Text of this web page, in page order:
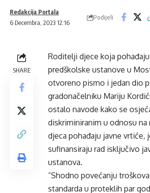
6 Decembra, 2023 12:16
Redakcija Portala
Podijeli
SHARE
Roditelji djece koja
predškolske ustanove u
otvoreno pismo i jedan dio
gradonačelniku Mariju
ostalo navode kako se
diskriminiranim u odnosu na
djeca pohađaju javne vrtiće,
sufinansiraju rad isključivo
ustanova.
”Shodno povećanju
standarda u proteklih par